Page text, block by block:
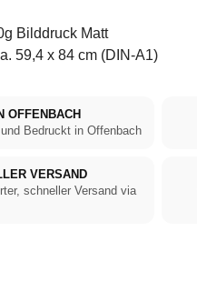
Bilddruck Matt
59,4 x 84 cm (DIN-A1)
OFFENBACH
Bedruckt in Offenbach
VERSAND
schneller Versand via